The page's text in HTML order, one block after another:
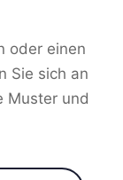
oder einen
Sie sich an
Muster und